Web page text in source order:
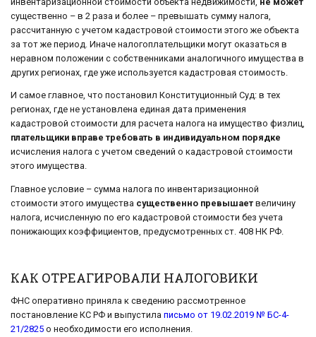
существенно – в 2 раза и более – превышать сумму налога,
рассчитанную с учетом кадастровой стоимости этого же объекта
за тот же период. Иначе налогоплательщики могут оказаться в
неравном положении с собственниками аналогичного имущества в
других регионах, где уже используется кадастровая стоимость.
И самое главное, что постановил Конституционный Суд: в тех
регионах, где не установлена единая дата применения
кадастровой стоимости для расчета налога на имущество физлиц,
плательщики вправе требовать в индивидуальном порядке
исчисления налога с учетом сведений о кадастровой стоимости
этого имущества.
Главное условие – сумма налога по инвентаризационной
стоимости этого имущества существенно превышает величину
налога, исчисленную по его кадастровой стоимости без учета
понижающих коэффициентов, предусмотренных ст. 408 НК РФ.
КАК ОТРЕАГИРОВАЛИ НАЛОГОВИКИ
ФНС оперативно приняла к сведению рассмотренное
постановление КС РФ и выпустила письмо от 19.02.2019 № БС-4-
21/2825 о необходимости его исполнения.